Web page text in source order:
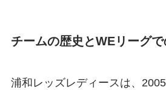
チームの歴史とWEリーグ
浦和レッズレディースは、